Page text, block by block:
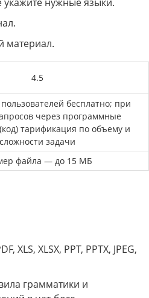
материал.
4.5
бесплатно; при
через программные
тарификация по объему и
сложности задачи
файла — до 15 МБ
XLS, XLSX, PPT, PPTX, JPEG,
грамматики и